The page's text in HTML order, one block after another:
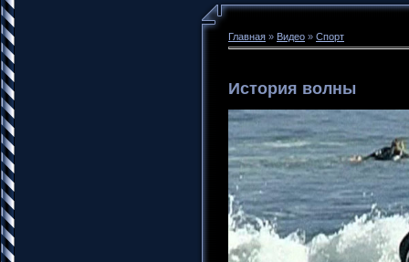
Главная » Видео » Спорт
История волны